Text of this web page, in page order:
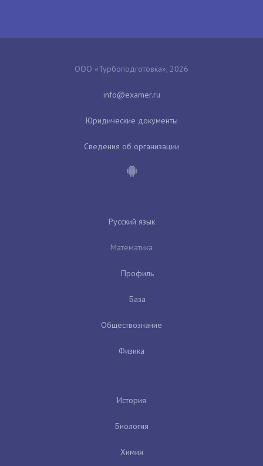
ООО «Турбоподготовка», 2026
Юридические документы
Сведения об организации
Русский язык
Математика
Профиль
База
Обществознание
Физика
История
Биология
Химия